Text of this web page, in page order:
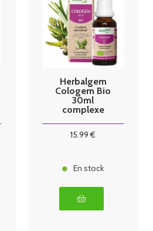
Herbalgem
Cologem Bio
30ml
complexe
15.99 €
En stock